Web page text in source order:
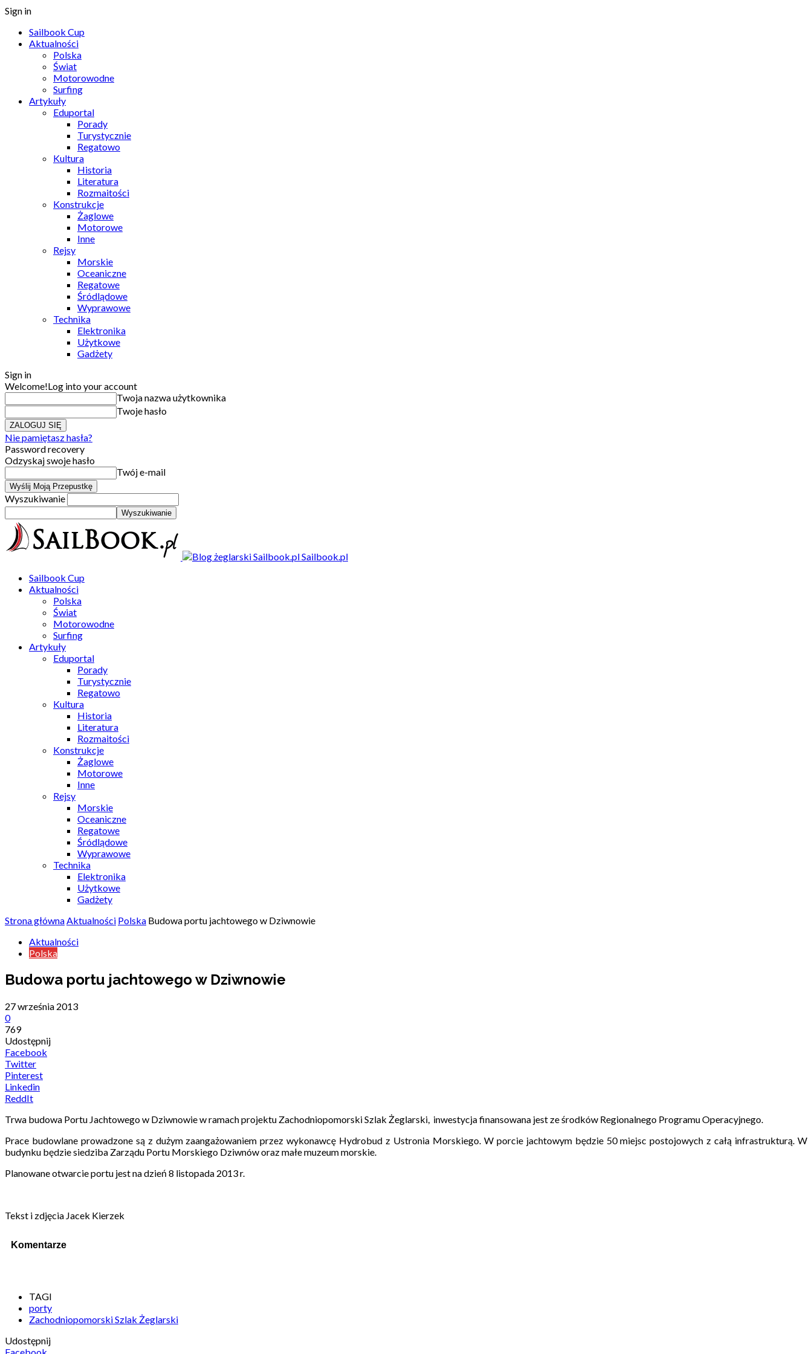
Sign in
Sailbook Cup
Aktualności
Polska
Świat
Motorowodne
Surfing
Artykuły
Eduportal
Porady
Turystycznie
Regatowo
Kultura
Historia
Literatura
Rozmaitości
Konstrukcje
Żaglowe
Motorowe
Inne
Rejsy
Morskie
Oceaniczne
Regatowe
Śródlądowe
Wyprawowe
Technika
Elektronika
Użytkowe
Gadżety
Sign in
Welcome!Log into your account
Twoja nazwa użytkownika
Twoje hasło
Nie pamiętasz hasła?
Password recovery
Odzyskaj swoje hasło
Twój e-mail
Wyszukiwanie
Sailbook.pl
Sailbook Cup
Aktualności
Polska
Świat
Motorowodne
Surfing
Artykuły
Eduportal
Porady
Turystycznie
Regatowo
Kultura
Historia
Literatura
Rozmaitości
Konstrukcje
Żaglowe
Motorowe
Inne
Rejsy
Morskie
Oceaniczne
Regatowe
Śródlądowe
Wyprawowe
Technika
Elektronika
Użytkowe
Gadżety
Strona głównaAktualności Polska Budowa portu jachtowego w Dziwnowie
Aktualności
Polska
Budowa portu jachtowego w Dziwnowie
27 września 2013
0
769
Udostępnij
Facebook
Twitter
Pinterest
Linkedin
ReddIt
Trwa budowa Portu Jachtowego w Dziwnowie w ramach projektu Zachodniopomorski Szlak Żeglarski, inwestycja finansowana jest ze środków Regionalnego Programu Operacyjnego.
Prace budowlane prowadzone są z dużym zaangażowaniem przez wykonawcę Hydrobud z Ustronia Morskiego. W porcie jachtowym będzie 50 miejsc postojowych z całą infrastrukturą. W
budynku będzie siedziba Zarządu Portu Morskiego Dziwnów oraz małe muzeum morskie.
Planowane otwarcie portu jest na dzień 8 listopada 2013 r.
Tekst i zdjęcia Jacek Kierzek
Komentarze
TAGI
porty
Zachodniopomorski Szlak Żeglarski
Udostępnij